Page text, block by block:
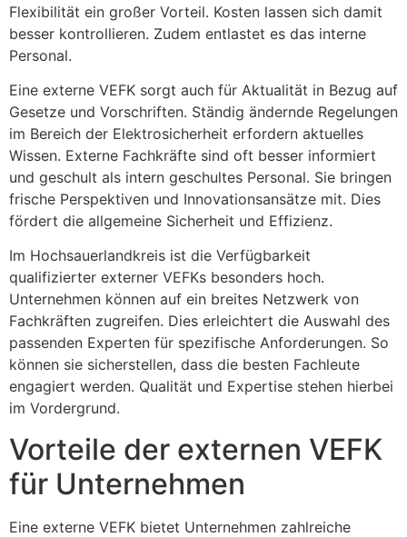
Flexibilität ein großer Vorteil. Kosten lassen sich damit
besser kontrollieren. Zudem entlastet es das interne
Personal.
Eine externe VEFK sorgt auch für Aktualität in Bezug auf
Gesetze und Vorschriften. Ständig ändernde Regelungen
im Bereich der Elektrosicherheit erfordern aktuelles
Wissen. Externe Fachkräfte sind oft besser informiert
und geschult als intern geschultes Personal. Sie bringen
frische Perspektiven und Innovationsansätze mit. Dies
fördert die allgemeine Sicherheit und Effizienz.
Im Hochsauerlandkreis ist die Verfügbarkeit
qualifizierter externer VEFKs besonders hoch.
Unternehmen können auf ein breites Netzwerk von
Fachkräften zugreifen. Dies erleichtert die Auswahl des
passenden Experten für spezifische Anforderungen. So
können sie sicherstellen, dass die besten Fachleute
engagiert werden. Qualität und Expertise stehen hierbei
im Vordergrund.
Vorteile der externen VEFK
für Unternehmen
Eine externe VEFK bietet Unternehmen zahlreiche